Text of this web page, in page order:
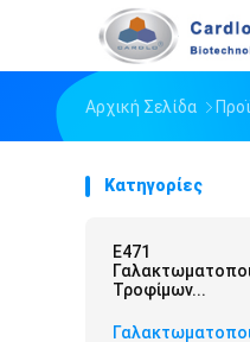
Αρχική Σελίδα
Κατηγορίες
E471
Τροφίμων...